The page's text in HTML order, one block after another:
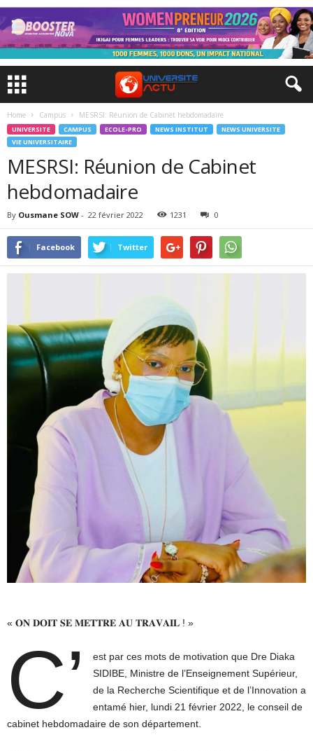
Home Campus MESRSI: Réunion de Cabinet hebdomadaire
UNIVERSITE CAMPUS ECOLE-PRO NEWS INSTITUT
NEWS UNIVERSITE
VIE UNIVERSITAIRE
MESRSI: Réunion de Cabinet
hebdomadaire
By Ousmane SOW - 22 février 2022 1231 0
Facebook Twitter
« 𝐎𝐍 𝐃𝐎𝐈𝐓 𝐒𝐄 𝐌𝐄𝐓𝐓𝐑𝐄 𝐀𝐔 𝐓𝐑𝐀𝐕𝐀𝐈𝐋 ! »
C’
est par ces mots de motivation que Dre Diaka
SIDIBE, Ministre de l’Enseignement Supérieur,
de la Recherche Scientifique et de l’Innovation a
entamé hier, lundi 21 février 2022, le conseil de
cabinet hebdomadaire de son département.